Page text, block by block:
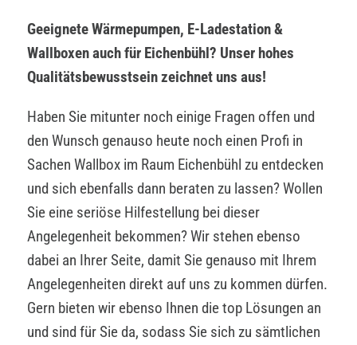
Geeignete Wärmepumpen, E-Ladestation &
Wallboxen auch für Eichenbühl? Unser hohes
Qualitätsbewusstsein zeichnet uns aus!
Haben Sie mitunter noch einige Fragen offen und
den Wunsch genauso heute noch einen Profi in
Sachen Wallbox im Raum Eichenbühl zu entdecken
und sich ebenfalls dann beraten zu lassen? Wollen
Sie eine seriöse Hilfestellung bei dieser
Angelegenheit bekommen? Wir stehen ebenso
dabei an Ihrer Seite, damit Sie genauso mit Ihrem
Angelegenheiten direkt auf uns zu kommen dürfen.
Gern bieten wir ebenso Ihnen die top Lösungen an
und sind für Sie da, sodass Sie sich zu sämtlichen